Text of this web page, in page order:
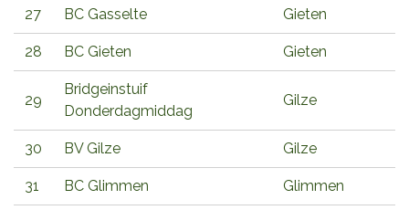
27 BC Gasselte Gieten
28 BC Gieten Gieten
29
Bridgeinstuif
Donderdagmiddag
Gilze
30 BV Gilze Gilze
31 BC Glimmen Glimmen